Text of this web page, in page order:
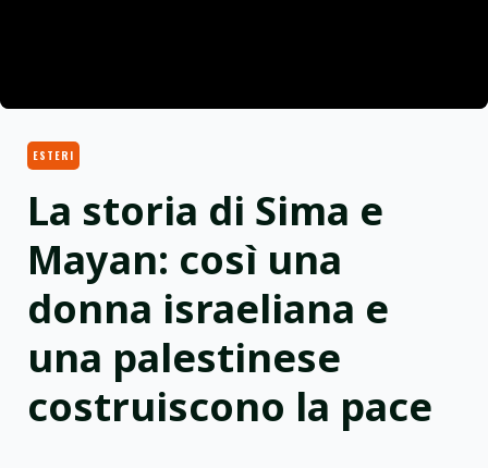
ESTERI
La storia di Sima e
Mayan: così una
donna israeliana e
una palestinese
costruiscono la pace